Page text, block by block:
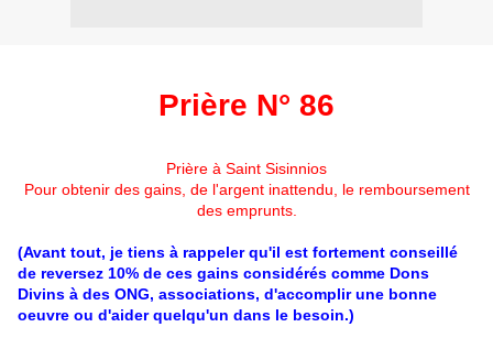
Prière N° 86
Prière à Saint Sisinnios
Pour obtenir des gains, de l'argent inattendu, le remboursement
des emprunts.
(Avant tout, je tiens à rappeler qu'il est fortement conseillé
de reversez 10% de ces gains considérés comme Dons
Divins à des ONG, associations, d'accomplir une bonne
oeuvre ou d'aider quelqu'un dans le besoin.)